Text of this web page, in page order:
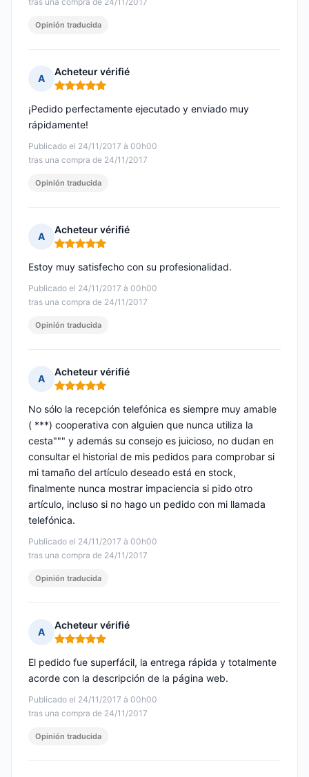
Opinión traducida
A
Acheteur vérifié
Nota: 5 de 5
Publicado el 24/11/2017 à 00h00
tras una compra de 24/11/2017
¡Pedido perfectamente ejecutado y enviado muy
rápidamente!
Opinión traducida
A
Acheteur vérifié
Nota: 5 de 5
Publicado el 24/11/2017 à 00h00
tras una compra de 24/11/2017
Estoy muy satisfecho con su profesionalidad.
Opinión traducida
A
Acheteur vérifié
Nota: 5 de 5
Publicado el 24/11/2017 à 00h00
tras una compra de 24/11/2017
No sólo la recepción telefónica es siempre muy amable
( ***) cooperativa con alguien que nunca utiliza la
cesta""" y además su consejo es juicioso, no dudan en
consultar el historial de mis pedidos para comprobar si
mi tamaño del artículo deseado está en stock,
finalmente nunca mostrar impaciencia si pido otro
artículo, incluso si no hago un pedido con mi llamada
telefónica.
Opinión traducida
A
Acheteur vérifié
Nota: 5 de 5
Publicado el 24/11/2017 à 00h00
tras una compra de 24/11/2017
El pedido fue superfácil, la entrega rápida y totalmente
acorde con la descripción de la página web.
Opinión traducida